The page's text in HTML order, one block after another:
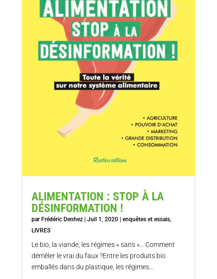
ALIMENTATION : STOP À LA
DÉSINFORMATION !
par Frédéric Denhez| Juil 1, 2020| enquêtes et essais,
LIVRES
Le bio, la viande, les régimes « sans »... Comment
démêler le vrai du faux ?Entre les produits bio
emballés dans du plastique, les régimes...